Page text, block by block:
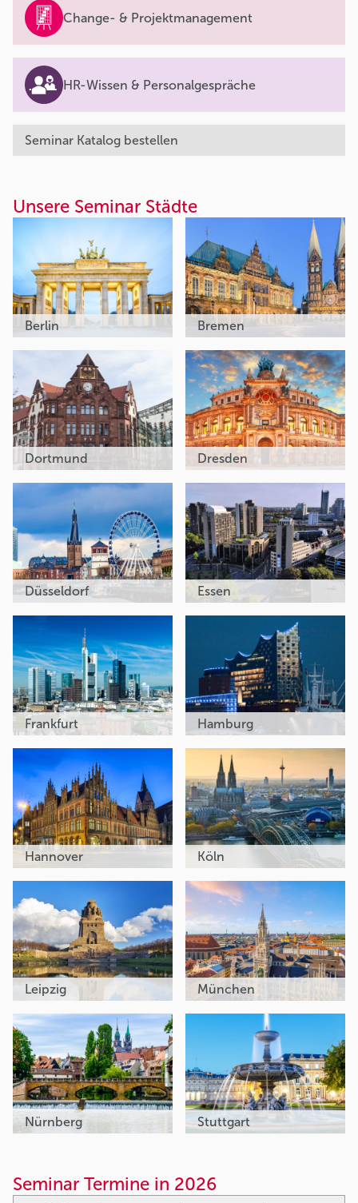
Change- & Projektmanagement
HR-Wissen & Personalgespräche
Seminar Katalog bestellen
Unsere Seminar Städte
Berlin Bremen
Dortmund Dresden
Düsseldorf Essen
Frankfurt Hamburg
Hannover Köln
Leipzig München
Nürnberg Stuttgart
Seminar Termine in 2026